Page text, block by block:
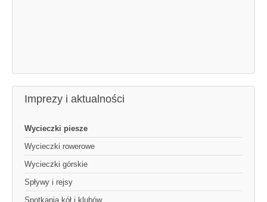
Imprezy i aktualności
Wycieczki piesze
Wycieczki rowerowe
Wycieczki górskie
Spływy i rejsy
Spotkania kół i klubów